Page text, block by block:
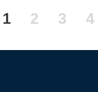
Текущая
1 Page
2 Page
3 4